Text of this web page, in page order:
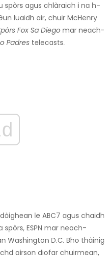
spòrs agus chlàraich i na h-
luaidh air, chuir McHenry
Fox Sa Diegomar neach-
Padres telecasts.
le ABC7 agus chaidh
ESPN mar neach-
Washington D.C. Bho thàinig
airson diofar chuirmean,